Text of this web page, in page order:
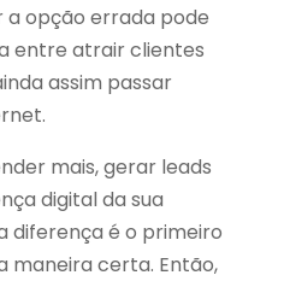
a opção errada pode
entre atrair clientes
assim passar
mais, gerar leads
digital da sua
diferença é o primeiro
maneira certa. Então,